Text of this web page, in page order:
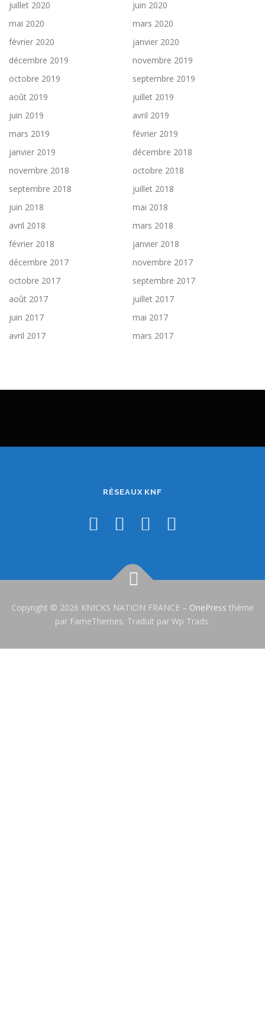
juillet 2020
juin 2020
mai 2020
mars 2020
février 2020
janvier 2020
décembre 2019
novembre 2019
octobre 2019
septembre 2019
août 2019
juillet 2019
juin 2019
avril 2019
mars 2019
février 2019
janvier 2019
décembre 2018
novembre 2018
octobre 2018
septembre 2018
juillet 2018
juin 2018
mai 2018
avril 2018
mars 2018
février 2018
janvier 2018
décembre 2017
novembre 2017
octobre 2017
septembre 2017
août 2017
juillet 2017
juin 2017
mai 2017
avril 2017
mars 2017
RÉSEAUX KNF
Copyright © 2026 KNICKS NATION FRANCE – OnePress thème
par FameThemes. Traduit par Wp Trads.